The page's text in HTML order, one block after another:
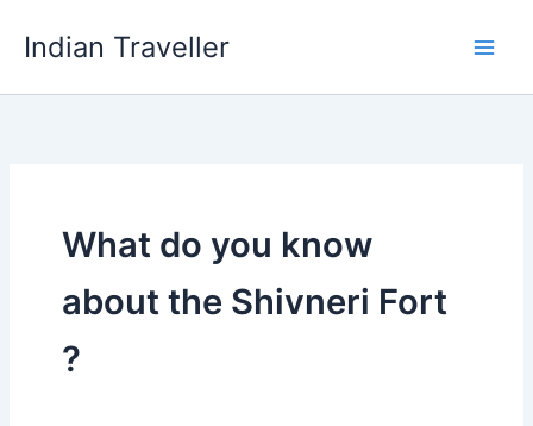
Indian Traveller
What do you know
about the Shivneri Fort
?